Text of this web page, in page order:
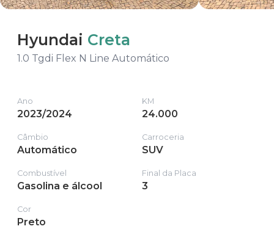
Hyundai Creta
1.0 Tgdi Flex N Line Automático
Ano
2023/2024
KM
24.000
Câmbio
Automático
Carroceria
SUV
Combustível
Gasolina e álcool
Final da Placa
3
Cor
Preto